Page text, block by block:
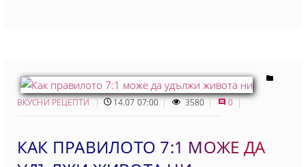
ВКУСНИ РЕЦЕПТИ 14.07 07:00 3580 0
КАК ПРАВИЛОТО 7:1 МОЖЕ ДА